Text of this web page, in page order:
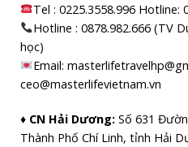
Tel : 0225.3558.996 Hotline:
Hotline : 0878.982.666 (TV
học)
Email:
ceo@masterlifevietnam.vn
♦ CN Hải Dương: Số 631
Thành Phố Chí Linh, tỉnh Hải